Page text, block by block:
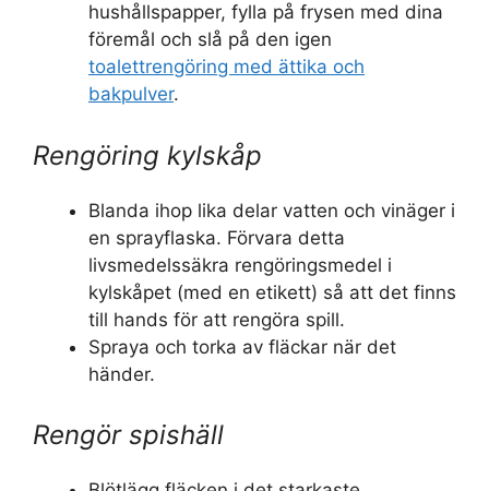
hushållspapper, fylla på frysen med dina
föremål och slå på den igen
toalettrengöring med ättika och
bakpulver.
Rengöring kylskåp
Blanda ihop lika delar vatten och vinäger i
en sprayflaska. Förvara detta
livsmedelssäkra rengöringsmedel i
kylskåpet (med en etikett) så att det finns
till hands för att rengöra spill.
Spraya och torka av fläckar när det
händer.
Rengör spishäll